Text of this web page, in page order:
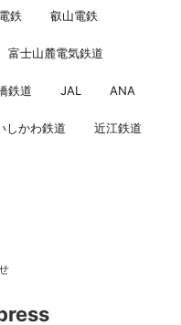
鉄 叡山電鉄
富士山麓電気鉄道
鉄道 JAL ANA
しかわ鉄道 近江鉄道